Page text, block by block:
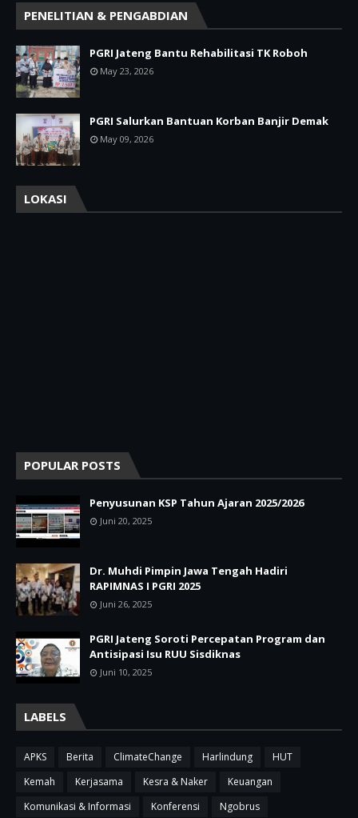
PENELITIAN & PENGABDIAN
PGRI Jateng Bantu Rehabilitasi TK Roboh
May 23, 2026
PGRI Salurkan Bantuan Korban Banjir Demak
May 09, 2026
LOKASI
POPULAR POSTS
Penyusunan KSP Tahun Ajaran 2025/2026
Juni 20, 2025
Dr. Muhdi Pimpin Jawa Tengah Hadiri
RAPIMNAS I PGRI 2025
Juni 26, 2025
PGRI Jateng Soroti Percepatan Program dan
Antisipasi Isu RUU Sisdiknas
Juni 10, 2025
LABELS
APKS Berita ClimateChange Harlindung
HUT
Kemah
Kerjasama Kesra & Naker
Keuangan
Komunikasi & Informasi
Konferensi Ngobrus